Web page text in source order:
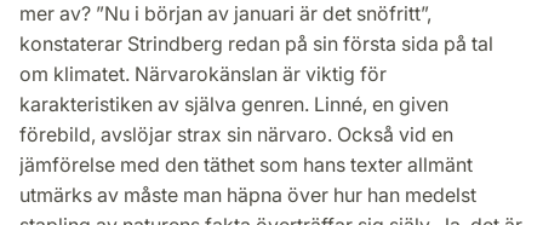
mer av? ”Nu i början av januari är det snöfritt”,
konstaterar Strindberg redan på sin första sida på tal
om klimatet. Närvarokänslan är viktig för
karakteristiken av själva genren. Linné, en given
förebild, avslöjar strax sin närvaro. Också vid en
jämförelse med den täthet som hans texter allmänt
utmärks av måste man häpna över hur han medelst